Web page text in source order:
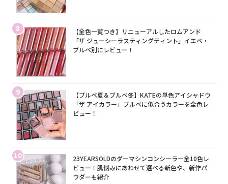
8
【全色一覧つき】リニューアルしたロムアンド
「ザ ジューシーラスティングティント」イエベ・
ブルベ別にレビュー！
9
【ブルベ夏＆ブルベ冬】KATEの単色アイシャドウ
「ザ アイカラー」ブルベに似合うカラーを全色レ
ビュー！
10
23YEARSOLDのダーマシンコンシーラー全10色レ
ビュー！肌悩みにあわせて選べる新色や、新作パ
ウダーも紹介